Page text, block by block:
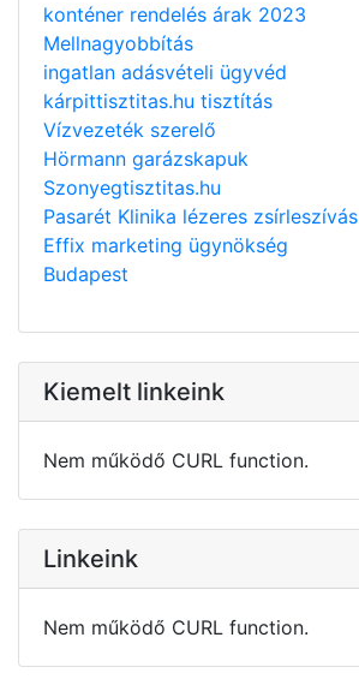
konténer rendelés árak 2023
Mellnagyobbítás
ingatlan adásvételi ügyvéd
kárpittisztitas.hu tisztítás
Vízvezeték szerelő
Hörmann garázskapuk
Szonyegtisztitas.hu
Pasarét Klinika lézeres zsírleszívás
Effix marketing ügynökség
Budapest
Kiemelt linkeink
Nem működő CURL function.
Linkeink
Nem működő CURL function.